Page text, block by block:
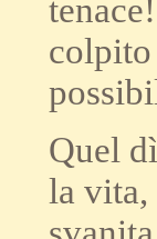
colpito
Quel
la vita,